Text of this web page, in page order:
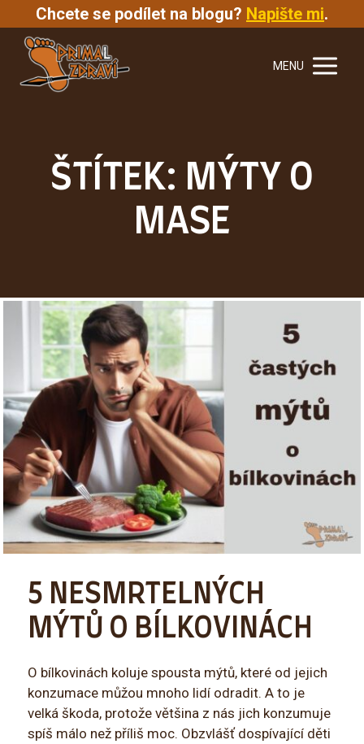
Chcete se podílet na blogu? Napište mi.
MENU
ŠTÍTEK: MÝTY O
MASE
5 NESMRTELNÝCH
MÝTŮ O BÍLKOVINÁCH
O bílkovinách koluje spousta mýtů, které od jejich
konzumace můžou mnoho lidí odradit. A to je
velká škoda, protože většina z nás jich konzumuje
spíš málo než příliš moc. Obzvlášť dospívající děti